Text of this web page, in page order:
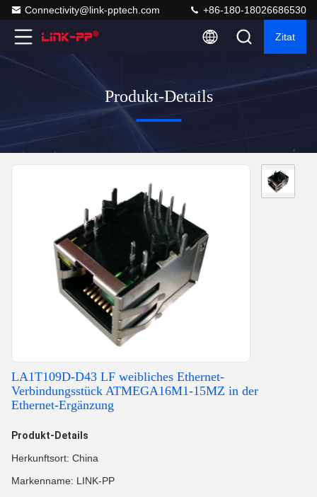
Connectivity@link-pptech.com +86-180-18026686530
Zitat
Produkt-Details
LA1T109D-D43 LF weibliches Ethernet-
Verbindungsstück ATMEGA16M1-15MZ in der
Ethernet-Ergänzung
Produkt-Details
Herkunftsort: China
Markenname: LINK-PP